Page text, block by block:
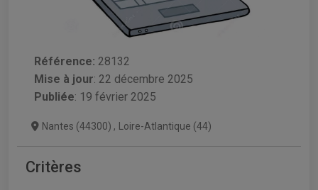
Référence: 28132
Mise à jour: 22 décembre 2025
Publiée: 19 février 2025
Nantes (44300) , Loire-Atlantique (44)
Critères